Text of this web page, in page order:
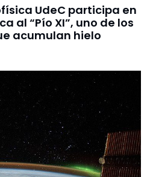
UdeC participa en
al “Pío XI”, uno de los
acumulan hielo